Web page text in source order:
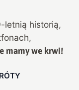
-letnią historią,
mamy we krwi!